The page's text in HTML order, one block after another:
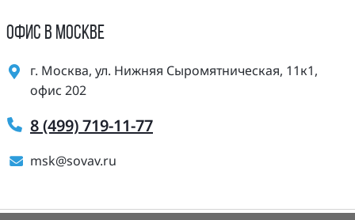
ОФИС В МОСКВЕ
г. Москва, ул. Нижняя Сыромятническая, 11к1,
офис 202
8 (499) 719-11-77
msk@sovav.ru